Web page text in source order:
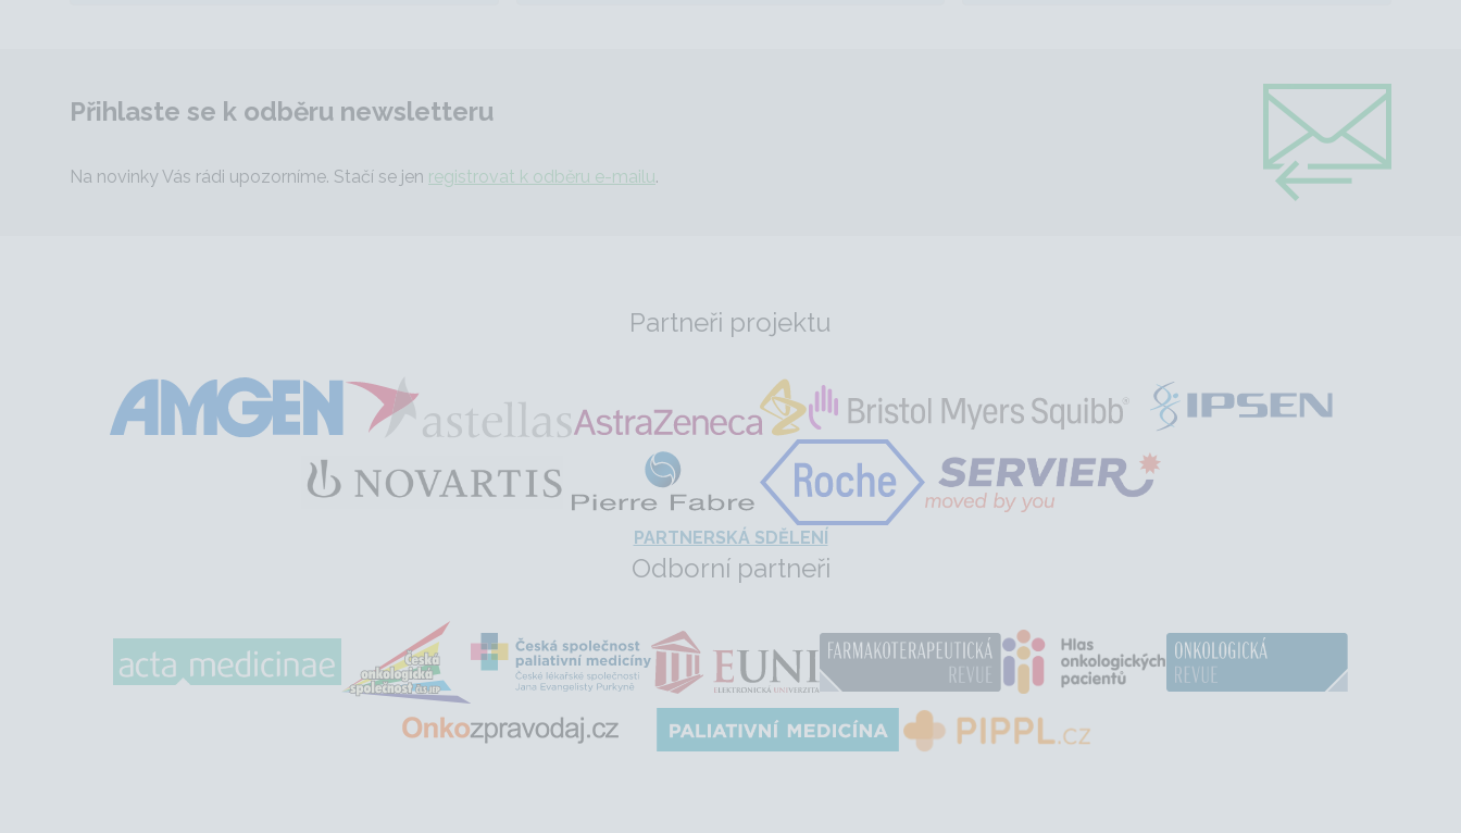
Přihlaste se k odběru newsletteru
Na novinky Vás rádi upozorníme. Stačí se jen registrovat k odběru e-mailu.
Partneři projektu
PARTNERSKÁ SDĚLENÍ
Odborní partneři